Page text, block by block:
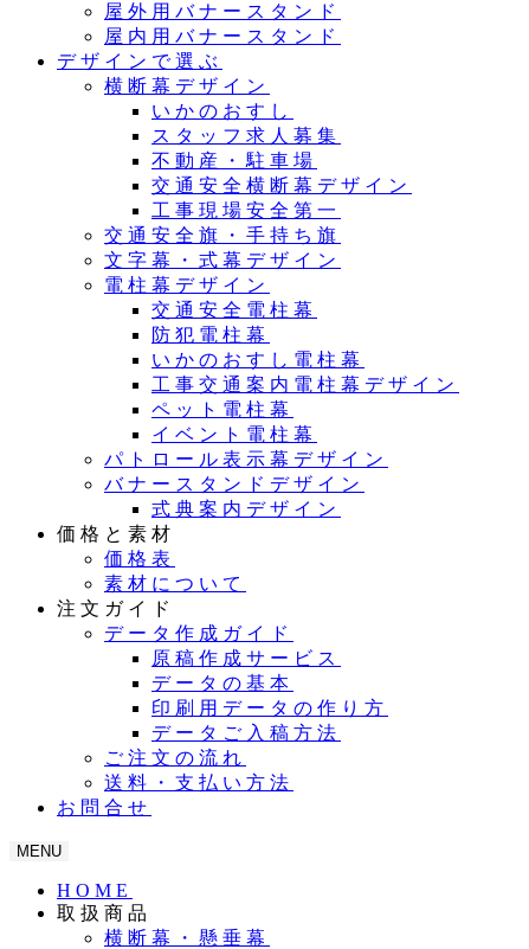
屋外用バナースタンド
屋内用バナースタンド
デザインで選ぶ
横断幕デザイン
いかのおすし
スタッフ求人募集
不動産・駐車場
交通安全横断幕デザイン
工事現場安全第一
交通安全旗・手持ち旗
文字幕・式幕デザイン
電柱幕デザイン
交通安全電柱幕
防犯電柱幕
いかのおすし電柱幕
工事交通案内電柱幕デザイン
ペット電柱幕
イベント電柱幕
パトロール表示幕デザイン
バナースタンドデザイン
式典案内デザイン
価格と素材
価格表
素材について
注文ガイド
データ作成ガイド
原稿作成サービス
データの基本
印刷用データの作り方
データご入稿方法
ご注文の流れ
送料・支払い方法
お問合せ
MENU
HOME
取扱商品
横断幕・懸垂幕